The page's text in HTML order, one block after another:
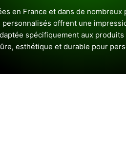
en France et dans de
offrent une
spécifiquement aux
esthétique et durable pour